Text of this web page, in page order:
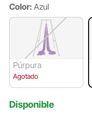
Color: Azul
Púrpura
Agotado
Disponible